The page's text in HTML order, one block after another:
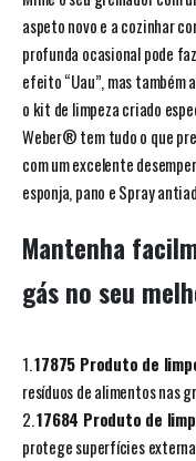
aspeto novo e a cozinhar
profunda ocasional pode
efeito “Uau”, mas também
o kit de limpeza criado
Weber® tem tudo o que
com um excelente
esponja, pano e Spray
Mantenha
gás no seu
1.17875 Produto de
resíduos de alimentos nas
2.17684 Produto de
protege superfícies